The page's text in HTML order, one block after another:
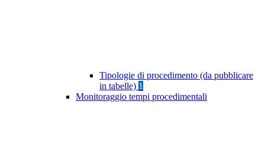
Tipologie di procedimento (da pubblicare
in tabelle) 1
Monitoraggio tempi procedimentali